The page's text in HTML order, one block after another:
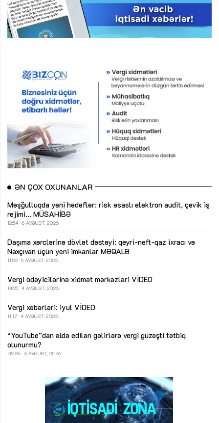
ƏN ÇOX OXUNANLAR
Məşğulluqda yeni hədəflər: risk əsaslı elektron audit, çevik iş
rejimi... MÜSAHİBƏ
12:54 6 AVQUST, 2026
Daşıma xərclərinə dövlət dəstəyi: qeyri-neft-qaz ixracı və
Naxçıvan üçün yeni imkanlar MƏQALƏ
11:59 5 AVQUST, 2026
Vergi ödəyicilərinə xidmət mərkəzləri VİDEO
14:25 4 AVQUST, 2026
Vergi xəbərləri: iyul VİDEO
11:17 4 AVQUST, 2026
“YouTube”dan əldə edilən gəlirlərə vergi güzəşti tətbiq
olunurmu?
09:35 3 AVQUST, 2026